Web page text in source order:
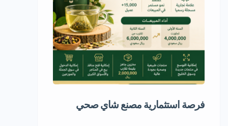
فرصة استثمارية مصنع شاي صحي